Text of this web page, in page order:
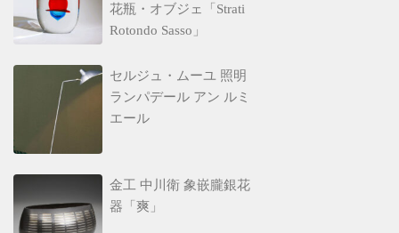
花瓶・オブジェ「Strati
Rotondo Sasso」
セルジュ・ムーユ 照明
ランパデール アン ルミ
エール
金工 中川衛 象嵌朧銀花
器「爽」